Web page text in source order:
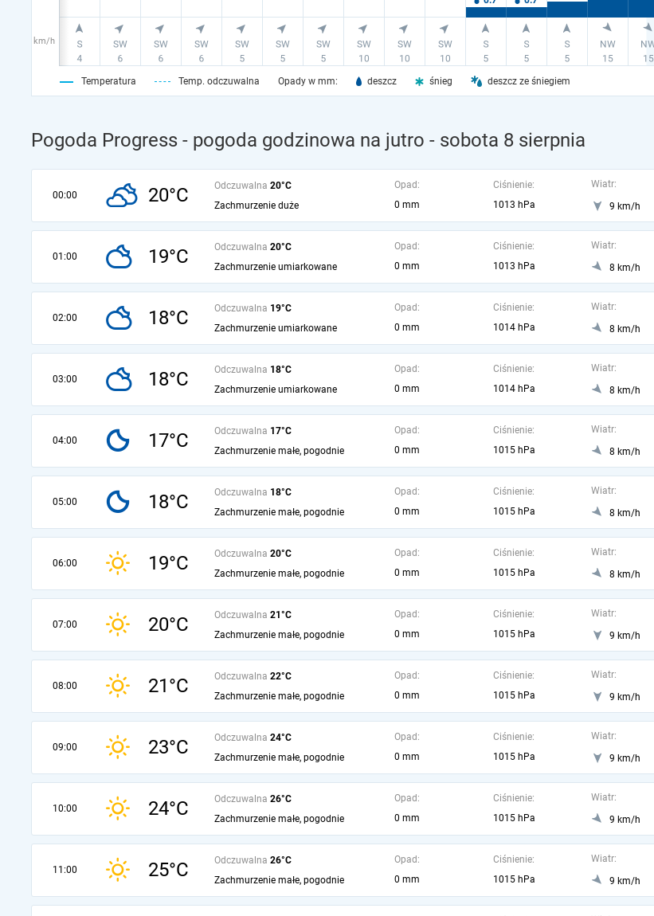
km/h
Temperatura Temp. odczuwalna Opady w mm: deszcz śnieg deszcz ze śniegiem
Pogoda Progress - pogoda godzinowa na jutro - sobota 8 sierpnia
00:00 20°C Odczuwalna 20°C
Zachmurzenie duże
Opad:
0 mm
Ciśnienie:
1013 hPa
Wiatr:
9 km/h
01:00 19°C Odczuwalna 20°C
Zachmurzenie umiarkowane
Opad:
0 mm
Ciśnienie:
1013 hPa
Wiatr:
8 km/h
02:00 18°C Odczuwalna 19°C
Zachmurzenie umiarkowane
Opad:
0 mm
Ciśnienie:
1014 hPa
Wiatr:
8 km/h
03:00 18°C Odczuwalna 18°C
Zachmurzenie umiarkowane
Opad:
0 mm
Ciśnienie:
1014 hPa
Wiatr:
8 km/h
04:00 17°C Odczuwalna 17°C
Zachmurzenie małe, pogodnie
Opad:
0 mm
Ciśnienie:
1015 hPa
Wiatr:
8 km/h
05:00 18°C Odczuwalna 18°C
Zachmurzenie małe, pogodnie
Opad:
0 mm
Ciśnienie:
1015 hPa
Wiatr:
8 km/h
06:00 19°C Odczuwalna 20°C
Zachmurzenie małe, pogodnie
Opad:
0 mm
Ciśnienie:
1015 hPa
Wiatr:
8 km/h
07:00 20°C Odczuwalna 21°C
Zachmurzenie małe, pogodnie
Opad:
0 mm
Ciśnienie:
1015 hPa
Wiatr:
9 km/h
08:00 21°C Odczuwalna 22°C
Zachmurzenie małe, pogodnie
Opad:
0 mm
Ciśnienie:
1015 hPa
Wiatr:
9 km/h
09:00 23°C Odczuwalna 24°C
Zachmurzenie małe, pogodnie
Opad:
0 mm
Ciśnienie:
1015 hPa
Wiatr:
9 km/h
10:00 24°C Odczuwalna 26°C
Zachmurzenie małe, pogodnie
Opad:
0 mm
Ciśnienie:
1015 hPa
Wiatr:
9 km/h
11:00 25°C Odczuwalna 26°C
Zachmurzenie małe, pogodnie
Opad:
0 mm
Ciśnienie:
1015 hPa
Wiatr:
9 km/h